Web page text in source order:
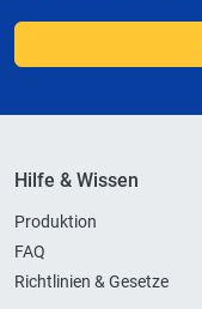
Hilfe & Wissen
Produktion
FAQ
Richtlinien & Gesetze